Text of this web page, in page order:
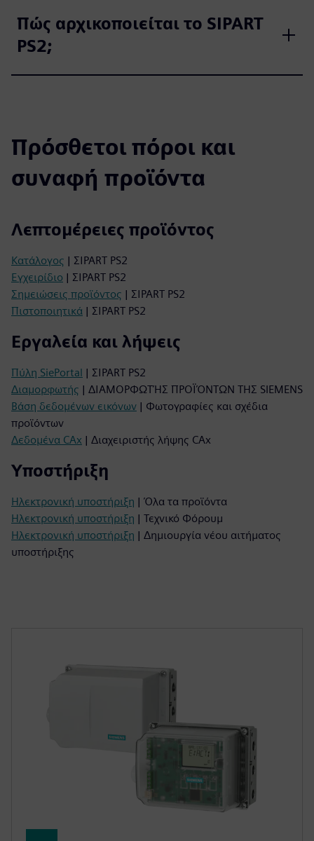
Πώς αρχικοποιείται το SIPART
PS2;
Πρόσθετοι πόροι και
συναφή προϊόντα
Λεπτομέρειες προϊόντος
Κατάλογος | ΣΙPART PS2
Εγχειρίδιο | ΣΙPART PS2
Σημειώσεις προϊόντος | ΣΙPART PS2
Πιστοποιητικά | ΣΙPART PS2
Εργαλεία και λήψεις
Πύλη SiePortal | ΣΙPART PS2
Διαμορφωτής | ΔΙΑΜΟΡΦΩΤΉΣ ΠΡΟΪΌΝΤΩΝ ΤΗΣ SIEMENS
Βάση δεδομένων εικόνων | Φωτογραφίες και σχέδια
προϊόντων
Δεδομένα CAx | Διαχειριστής λήψης CAx
Υποστήριξη
Ηλεκτρονική υποστήριξη | Όλα τα προϊόντα
Ηλεκτρονική υποστήριξη | Τεχνικό Φόρουμ
Ηλεκτρονική υποστήριξη | Δημιουργία νέου αιτήματος
υποστήριξης